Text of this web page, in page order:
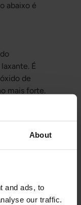
About
and ads, to
our traffic.
abaixo é
É
de
mais forte.
de
É